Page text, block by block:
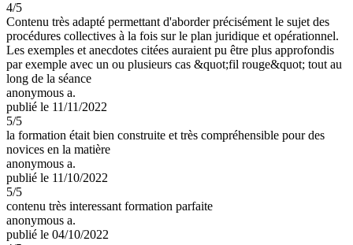
4/5
Contenu très adapté permettant d'aborder précisément le sujet des
procédures collectives à la fois sur le plan juridique et opérationnel.
Les exemples et anecdotes citées auraient pu être plus approfondis
par exemple avec un ou plusieurs cas &quot;fil rouge&quot; tout au
long de la séance
anonymous a.
publié le 11/11/2022
5/5
la formation était bien construite et très compréhensible pour des
novices en la matière
anonymous a.
publié le 11/10/2022
5/5
contenu très interessant formation parfaite
anonymous a.
publié le 04/10/2022